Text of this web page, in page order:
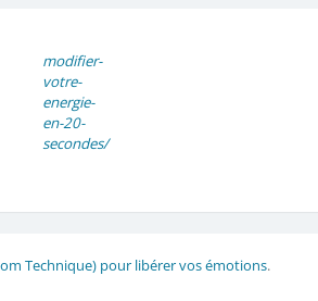
modifier-
votre-
energie-
en-20-
secondes/
Technique) pour libérer vos émotions.